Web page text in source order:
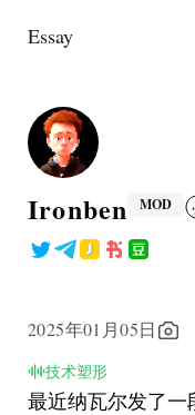
Essay
Ironben MOD
2025年01月05日
技术塑形
最近纳瓦尔发了一